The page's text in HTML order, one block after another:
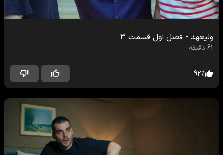
ولیعهد - فصل اول قسمت 3
61 دقیقه
92%